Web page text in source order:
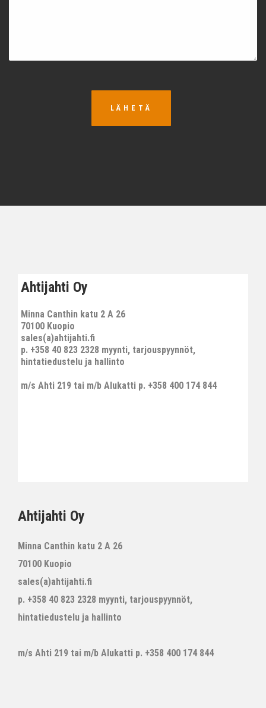
LÄHETÄ
Ahtijahti Oy
Minna Canthin katu 2 A 26
70100 Kuopio
sales(a)ahtijahti.fi
p. +358 40 823 2328 myynti, tarjouspyynnöt,
hintatiedustelu ja hallinto
m/s Ahti 219 tai m/b Alukatti p. +358 400 174 844
Ahtijahti Oy
Minna Canthin katu 2 A 26
70100 Kuopio
sales(a)ahtijahti.fi
p. +358 40 823 2328 myynti, tarjouspyynnöt,
hintatiedustelu ja hallinto
m/s Ahti 219 tai m/b Alukatti p. +358 400 174 844